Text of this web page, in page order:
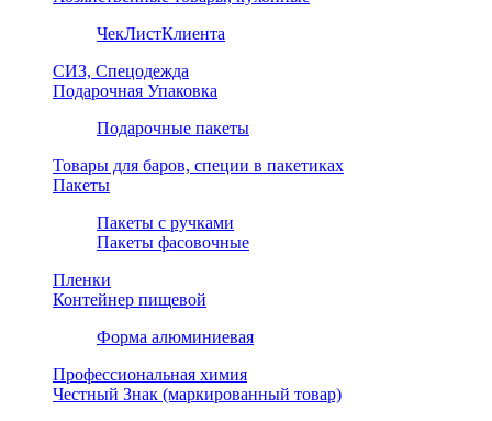
ЧекЛистКлиента
СИЗ, Спецодежда
Подарочная Упаковка
Подарочные пакеты
Товары для баров, специи в пакетиках
Пакеты
Пакеты с ручками
Пакеты фасовочные
Пленки
Контейнер пищевой
Форма алюминиевая
Профессиональная химия
Честный Знак (маркированный товар)